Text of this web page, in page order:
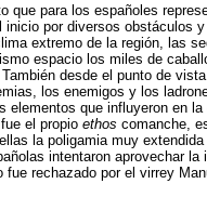
que para los españoles
por diversos obstáculos
extremo de la región, las
espacio los miles de
desde el punto de
los enemigos y los
elementos que influyeron en
el propio ethos comanche,
la poligamia muy
intentaron aprovechar
rechazado por el virrey